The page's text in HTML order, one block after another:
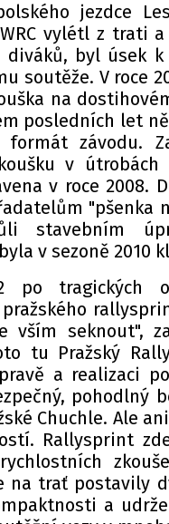
jezdce
WRC vylétl z trati
diváků, byl úsek
soutěže. V roce
na
posledních let
formát závodu.
v
v roce 2008.
"pšenka
stavebním
v sezoně 2010
po tragických
vším seknout",
tu Pražský
a realizaci
pohodlný
Chuchle. Ale
Rallysprint
na trať postavily
a